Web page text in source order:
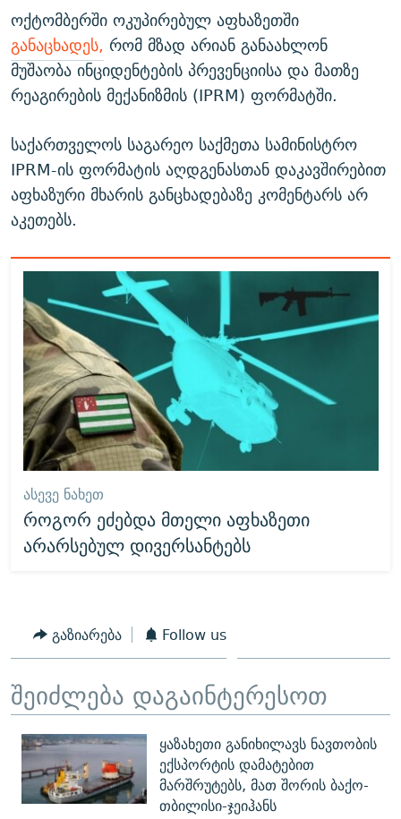
ოქტომბერში ოკუპირებულ აფხაზეთში
განაცხადეს, რომ მზად არიან განაახლონ
მუშაობა ინციდენტების პრევენციისა და მათზე
რეაგირების მექანიზმის (IPRM) ფორმატში.
საქართველოს საგარეო საქმეთა სამინისტრო
IPRM-ის ფორმატის აღდგენასთან დაკავშირებით
აფხაზური მხარის განცხადებაზე კომენტარს არ
აკეთებს.
ᲐᲡᲔᲕᲔ ᲜᲐᲮᲔᲗ
როგორ ეძებდა მთელი აფხაზეთი
არარსებულ დივერსანტებს
გაზიარება Follow us
შეიძლება დაგაინტერესოთ
ყაზახეთი განიხილავს ნავთობის
ექსპორტის დამატებით
მარშრუტებს, მათ შორის ბაქო-
თბილისი-ჯეიჰანს